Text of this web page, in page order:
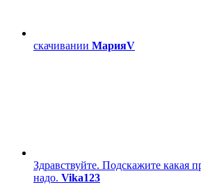
скачивании МарияV
Здравствуйте. Подскажите какая
надо. Vika123